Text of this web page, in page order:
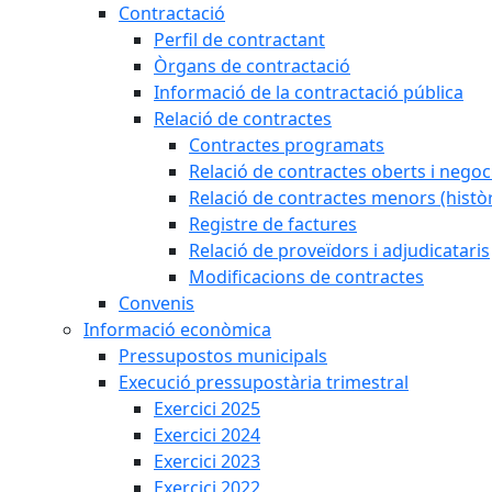
Contractació
Perfil de contractant
Òrgans de contractació
Informació de la contractació pública
Relació de contractes
Contractes programats
Relació de contractes oberts i
Relació de contractes menors
Registre de factures
Relació de proveïdors i adjudicataris
Modificacions de contractes
Convenis
Informació econòmica
Pressupostos municipals
Execució pressupostària trimestral
Exercici 2025
Exercici 2024
Exercici 2023